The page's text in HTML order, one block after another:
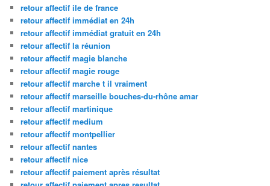
retour affectif ile de france
retour affectif immédiat en 24h
retour affectif immédiat gratuit en 24h
retour affectif la réunion
retour affectif magie blanche
retour affectif magie rouge
retour affectif marche t il vraiment
retour affectif marseille bouches-du-rhône amar
retour affectif martinique
retour affectif medium
retour affectif montpellier
retour affectif nantes
retour affectif nice
retour affectif paiement après résultat